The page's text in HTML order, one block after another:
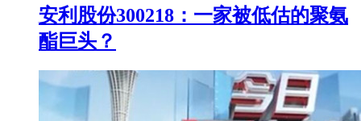
安利股份300218：一家被低估的聚氨
酯巨头？